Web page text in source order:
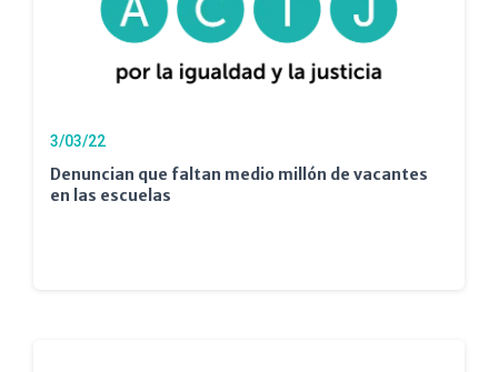
3/03/22
Denuncian que faltan medio millón de vacantes
en las escuelas